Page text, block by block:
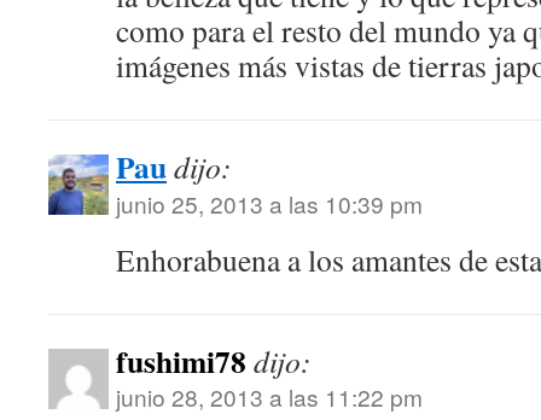
como para el resto del mundo ya
imágenes más vistas de tierras
Paudijo:
junio 25, 2013 a las 10:39 pm
Enhorabuena a los amantes de
fushimi78 dijo:
junio 28, 2013 a las 11:22 pm